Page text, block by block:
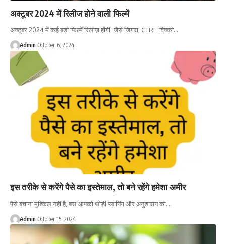
अक्टूबर 2024 में रिलीज होने वाली फिल्में
अक्टूबर 2024 में कई बड़ी फिल्में रिलीज़ होंगी, जैसे जिगरा, CTRL, विक्की…
Admin October 6, 2024
इस तरीके से करेंगे पैसे का इस्तेमाल, तो बने रहेंगे हमेशा अमीर
पैसे बचाना मुश्किल नहीं है, बस आपको थोड़ी प्लानिंग और अनुशासन की…
Admin October 15, 2024